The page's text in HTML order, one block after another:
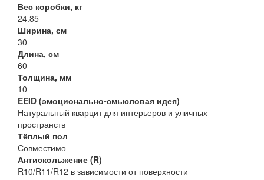
Вес коробки, кг
24.85
Ширина, см
30
Длина, см
60
Толщина, мм
10
EEID (эмоционально-смысловая идея)
Натуральный кварцит для интерьеров и уличных
пространств
Тёплый пол
Совместимо
Антискольжение (R)
R10/R11/R12 в зависимости от поверхности